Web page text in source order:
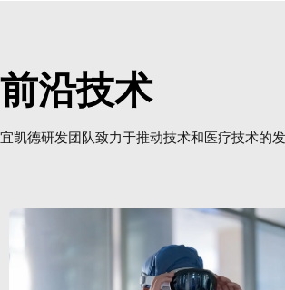
前沿技术
宜凯德研发团队致力于推动技术和医疗技术的